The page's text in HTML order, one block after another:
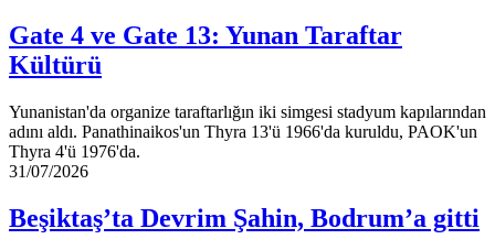
ve
Gate
13:
Taraftar
Kültürü
Gate 4 ve Gate 13: Yunan Taraftar
Kültürü
Yunanistan'da organize taraftarlığın iki simgesi stadyum kapılarından
adını aldı. Panathinaikos'un Thyra 13'ü 1966'da kuruldu, PAOK'un
Thyra 4'ü 1976'da.
Beşiktaş’ta
Şahin,
Bodrum’a
31/07/2026
Beşiktaş’ta Devrim Şahin, Bodrum’a gitti